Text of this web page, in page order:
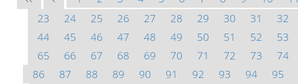
23
24 25 26 27 28 29 30 31 32
44
45 46 47 48 49 50 51 52 53
65
66 67 68 69 70 71 72 73 74
86
87 88 89 90 91 92 93 94 95